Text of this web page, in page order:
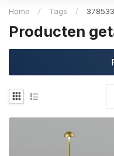
Home / Tags / 378533
Producten